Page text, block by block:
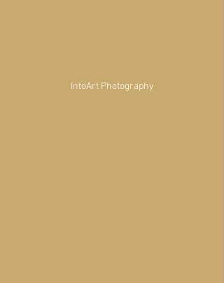
IntoArt Photography